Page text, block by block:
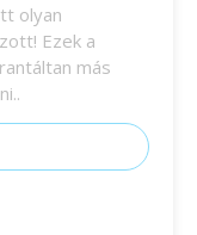
olyan
Ezek a
más